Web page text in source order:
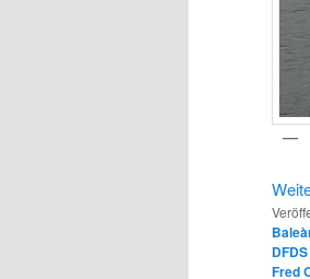
Fred